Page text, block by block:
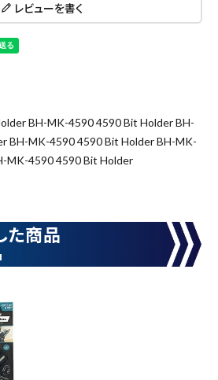
円 ～
のない商品を表示しない
レビューを書く
BH-MK-4590 4590 Bit Holder BH-
BH-MK-4590 4590 Bit Holder BH-MK-
MK-4590 4590 Bit Holder
た商品